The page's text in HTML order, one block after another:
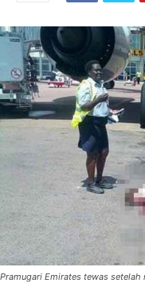
Pramugari Emirates tewas